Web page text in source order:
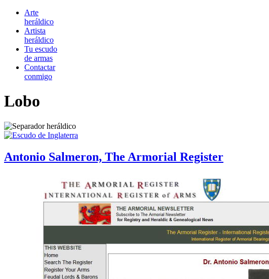
Arte
heráldico
Artista
heráldico
Tu escudo
de armas
Contactar
conmigo
Lobo
Antonio Salmeron, The Armorial Register